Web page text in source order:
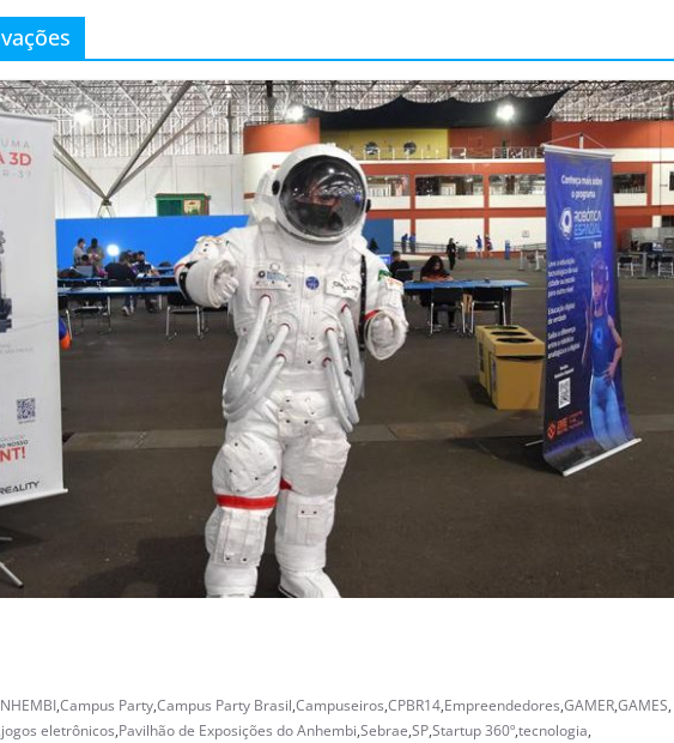
,Campus Party,Campus Party Brasil,Campuseiros,CPBR14,Empreendedores,GAMER,GAMES,
jogos eletrônicos,Pavilhão de Exposições do Anhembi,Sebrae,SP,Startup 360º,tecnologia,